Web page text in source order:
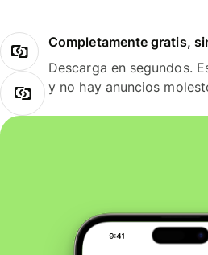
Completamente gratis,
Descarga en segundos.
y no hay anuncios